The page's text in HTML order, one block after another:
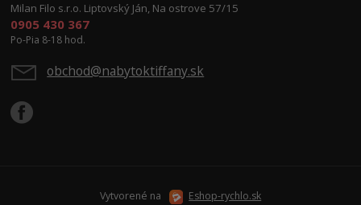
Milan Filo s.r.o. Liptovský Ján, Na ostrove 57/15
0905 430 367
Po-Pia 8-18 hod.
obchod@nabytoktiffany.sk
Vytvorené na Eshop-rychlo.sk